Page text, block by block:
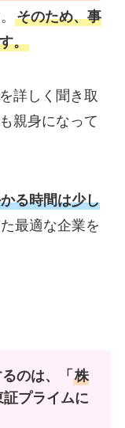
そのため、事
。
詳しく聞き取
親身になって
る時間は少し
最適な企業を
のは、「株
証プライムに